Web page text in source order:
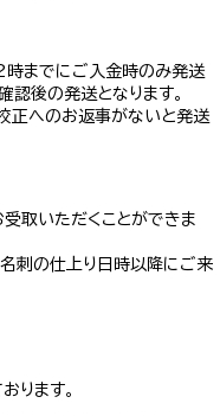
までにご入金時のみ発送
認後の発送となります。
正へのお返事がないと発送
取いただくことができま
刺の仕上り日時以降にご来
ります。